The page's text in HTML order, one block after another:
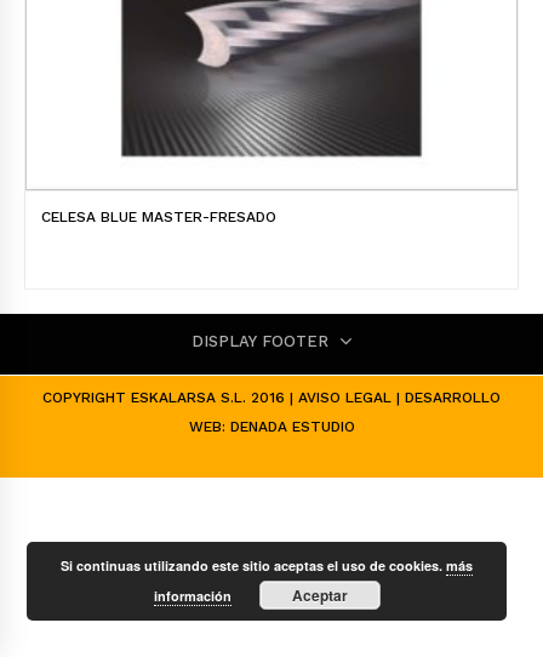
CELESA BLUE MASTER-FRESADO
DISPLAY FOOTER
COPYRIGHT ESKALARSA S.L. 2016 | AVISO LEGAL | DESARROLLO
WEB: DENADA ESTUDIO
Si continuas utilizando este sitio aceptas el uso de cookies.más
información
Aceptar